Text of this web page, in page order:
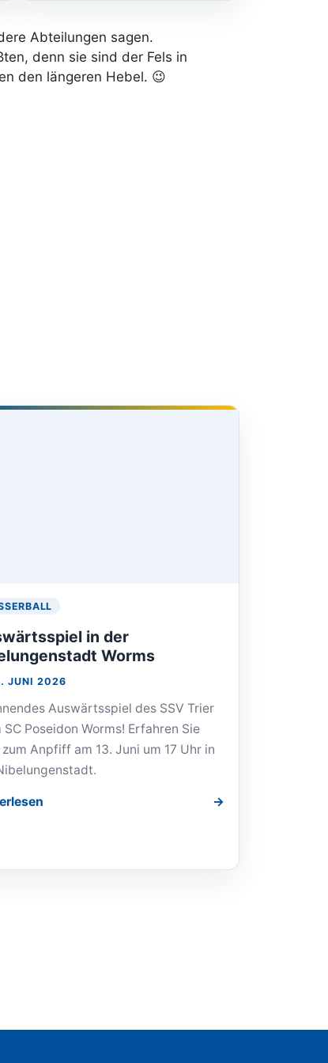
Abteilungen sagen.
denn sie sind der Fels in
den längeren Hebel. 😉
in der
Worms
JUNI 2026
Auswärtsspiel des SSV Trier
SC Poseidon Worms! Erfahren Sie
zum Anpfiff am 13. Juni um 17 Uhr in